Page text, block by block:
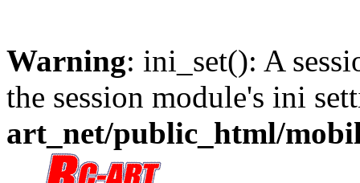
Warning: ini_set(): A
the session module's ini
art_net/public_html/